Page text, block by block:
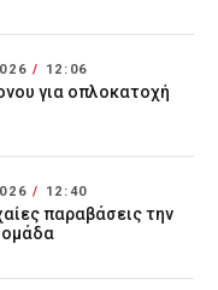
/ 12:06
για οπλοκατοχή
/ 12:40
παραβάσεις την